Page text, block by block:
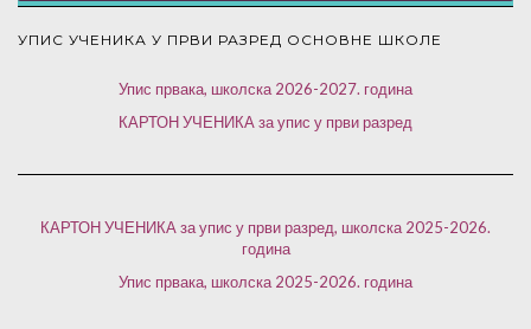
УПИС УЧЕНИКА У ПРВИ РАЗРЕД ОСНОВНЕ ШКОЛЕ
Упис првака, школска 2026-2027. година
КАРТОН УЧЕНИКА за упис у први разред
КАРТОН УЧЕНИКА за упис у први разред, школска 2025-2026.
година
Упис првака, школска 2025-2026. година